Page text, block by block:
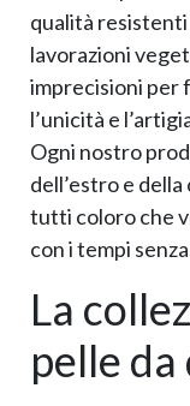
qualità resistenti
lavorazioni
imprecisioni per
l’unicità e
Ogni nostro
dell’estro e
tutti coloro che
con i tempi
La
pelle